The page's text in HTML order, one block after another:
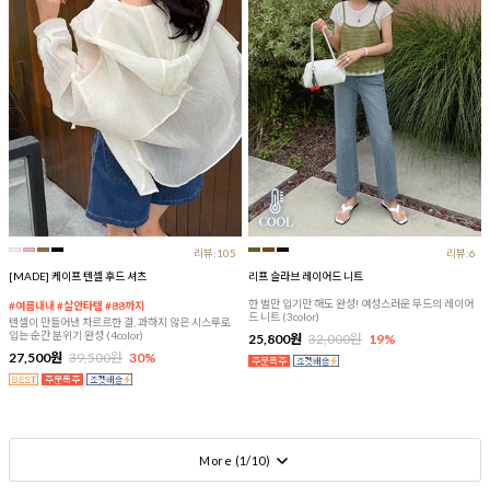
리뷰:105
[MADE] 케이프 텐셀 후드 셔츠
#여름내내 #살안타템 #88까지
텐셀이 만들어낸 차르르한 결, 과하지 않은 시스루로
입는 순간 분위기 완성 (4color)
27,500원 39,500원 30%
리뷰:6
리프 슬라브 레이어드 니트
한 벌만 입기만 해도 완성! 여성스러운 무드의 레이어
드 니트 (3color)
25,800원 32,000원 19%
More (1/10)